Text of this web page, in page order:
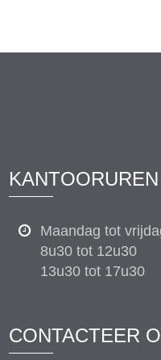
Maandag tot
8u30 tot 12u30
13u30 tot 17u30
CONTACTEER